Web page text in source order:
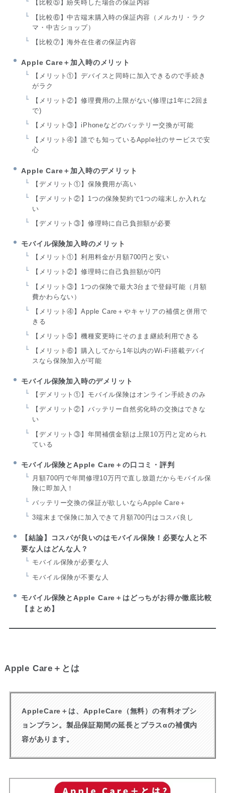
【比較⑤】紛失時した場合の保証内容
【比較⑥】中古端末購入時の保証内容（メルカリ・ラク
マ・中古ショップ）
【比較⑦】海外在住者の保証内容
Apple Care＋加入時のメリット
【メリット①】デバイスと同時に加入できるので手続き
がラク
【メリット②】修理費用の上限がない(修理は1年に2回ま
で)
【メリット③】iPhoneなどのバッテリー交換が可能
【メリット④】誰でも知っているApple社のサービスで安
心
Apple Care＋加入時のデメリット
【デメリット①】保険費用が高い
【デメリット②】1つの保険契約で1つの端末しか入れな
い
【デメリット③】修理時に自己負担額が必要
モバイル保険加入時のメリット
【メリット①】利用料金が月額700円と安い
【メリット②】修理時に自己負担額が0円
【メリット③】1つの保険で最大3台まで登録可能（月額
費かわらない）
【メリット④】Apple Care＋やキャリアの補償と併用で
きる
【メリット⑤】機種変更時にそのまま継続利用できる
【メリット⑥】購入してから1年以内のWi-Fi搭載デバイ
スなら保険加入が可能
モバイル保険加入時のデメリット
【デメリット①】モバイル保険はオンライン手続きのみ
【デメリット②】バッテリー自然劣化時の交換はできな
い
【デメリット③】年間補償金額は上限10万円と定められ
ている
モバイル保険とApple Care＋の口コミ・評判
月額700円で年間修理10万円で直し放題だからモバイル保
険に即加入！
バッテリー交換の保証が欲しいならApple Care＋
3端末まで保険に加入できて月額700円はコスパ良し
【結論】コスパが良いのはモバイル保険！必要な人と不
要な人はどんな人？
モバイル保険が必要な人
モバイル保険が不要な人
モバイル保険とApple Care＋はどっちがお得か徹底比較
【まとめ】
Apple Care＋とは
AppleCare＋は、AppleCare（無料）の有料オプシ
ョンプラン。製品保証期間の延長とプラスαの補償内
容があります。